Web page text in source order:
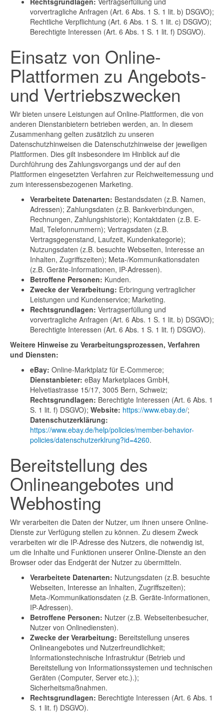
vorvertragliche Anfragen (Art. 6 Abs. 1 S. 1 lit. b) DSGVO);
Rechtliche Verpflichtung (Art. 6 Abs. 1 S. 1 lit. c) DSGVO);
Berechtigte Interessen (Art. 6 Abs. 1 S. 1 lit. f) DSGVO).
Einsatz von Online-
Plattformen zu Angebots-
und Vertriebszwecken
Wir bieten unsere Leistungen auf Online-Plattformen, die von
anderen Dienstanbietern betrieben werden, an. In diesem
Zusammenhang gelten zusätzlich zu unseren
Datenschutzhinweisen die Datenschutzhinweise der jeweiligen
Plattformen. Dies gilt insbesondere im Hinblick auf die
Durchführung des Zahlungsvorgangs und der auf den
Plattformen eingesetzten Verfahren zur Reichweitemessung und
zum interessensbezogenen Marketing.
Verarbeitete Datenarten: Bestandsdaten (z.B. Namen,
Adressen); Zahlungsdaten (z.B. Bankverbindungen,
Rechnungen, Zahlungshistorie); Kontaktdaten (z.B. E-
Mail, Telefonnummern); Vertragsdaten (z.B.
Vertragsgegenstand, Laufzeit, Kundenkategorie);
Nutzungsdaten (z.B. besuchte Webseiten, Interesse an
Inhalten, Zugriffszeiten); Meta-/Kommunikationsdaten
(z.B. Geräte-Informationen, IP-Adressen).
Betroffene Personen: Kunden.
Zwecke der Verarbeitung: Erbringung vertraglicher
Leistungen und Kundenservice; Marketing.
Rechtsgrundlagen: Vertragserfüllung und
vorvertragliche Anfragen (Art. 6 Abs. 1 S. 1 lit. b) DSGVO);
Berechtigte Interessen (Art. 6 Abs. 1 S. 1 lit. f) DSGVO).
Weitere Hinweise zu Verarbeitungsprozessen, Verfahren
und Diensten:
eBay: Online-Marktplatz für E-Commerce;
Dienstanbieter: eBay Marketplaces GmbH,
Helvetiastrasse 15/17, 3005 Bern, Schweiz;
Rechtsgrundlagen: Berechtigte Interessen (Art. 6 Abs. 1
S. 1 lit. f) DSGVO); Website: https://www.ebay.de/;
Datenschutzerklärung:
https://www.ebay.de/help/policies/member-behavior-
policies/datenschutzerklrung?id=4260.
Bereitstellung des
Onlineangebotes und
Webhosting
Wir verarbeiten die Daten der Nutzer, um ihnen unsere Online-
Dienste zur Verfügung stellen zu können. Zu diesem Zweck
verarbeiten wir die IP-Adresse des Nutzers, die notwendig ist,
um die Inhalte und Funktionen unserer Online-Dienste an den
Browser oder das Endgerät der Nutzer zu übermitteln.
Verarbeitete Datenarten: Nutzungsdaten (z.B. besuchte
Webseiten, Interesse an Inhalten, Zugriffszeiten);
Meta-/Kommunikationsdaten (z.B. Geräte-Informationen,
IP-Adressen).
Betroffene Personen: Nutzer (z.B. Webseitenbesucher,
Nutzer von Onlinediensten).
Zwecke der Verarbeitung: Bereitstellung unseres
Onlineangebotes und Nutzerfreundlichkeit;
Informationstechnische Infrastruktur (Betrieb und
Bereitstellung von Informationssystemen und technischen
Geräten (Computer, Server etc.).);
Sicherheitsmaßnahmen.
Rechtsgrundlagen: Berechtigte Interessen (Art. 6 Abs. 1
S. 1 lit. f) DSGVO).